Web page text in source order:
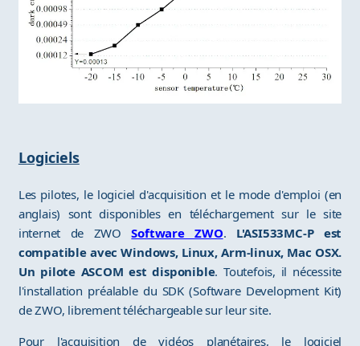
Logiciels
Les pilotes, le logiciel d'acquisition et le mode d'emploi (en
anglais) sont disponibles en téléchargement sur le site
internet de ZWOSoftware ZWO. L'ASI533MC-P est
compatible avec Windows, Linux, Arm-linux, Mac OSX.
Un pilote ASCOM est disponible. Toutefois, il nécessite
l'installation préalable du SDK (Software Development Kit)
de ZWO, librement téléchargeable sur leur site.
Pour l'acquisition de vidéos planétaires, le logiciel